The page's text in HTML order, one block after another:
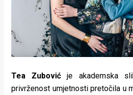
Beauty
Fashion
Zdravlje
stolom
Tea Zubović je akademska
privrženost umjetnosti pretočila u